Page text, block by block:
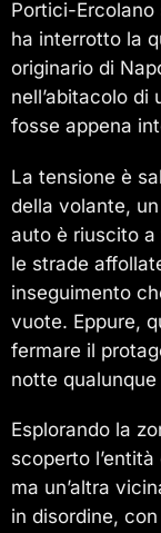
Portici-
ha interrotto la
originario di
nell’abitacolo di
fosse appena
La tensione è
della volante,
auto è riuscito
le strade
inseguimento
vuote. Eppure,
fermare il
notte
Esplorando la
scoperto
ma un’altra
in disordine,